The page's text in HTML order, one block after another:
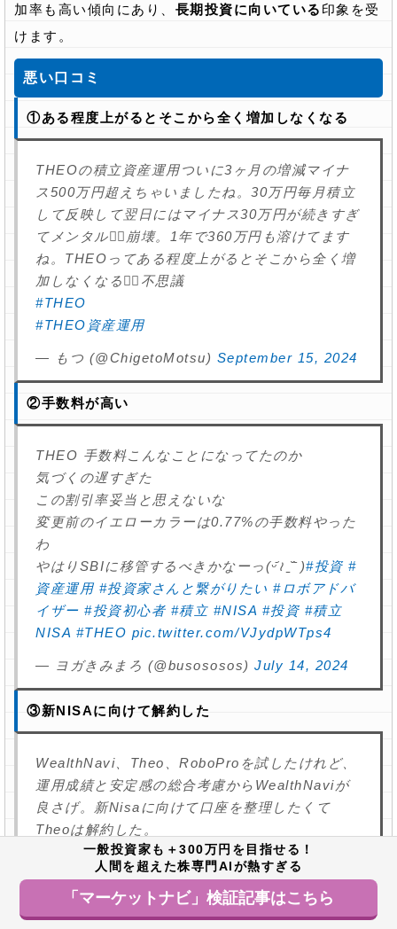
加率も高い傾向にあり、 長期投資に向いている 印象を受
けます。
悪い口コミ
①ある程度上がるとそこから全く増加しなくなる
THEOの積立資産運用ついに3ヶ月の増減マイナ
ス500万円超えちゃいましたね。30万円毎月積立
して反映して翌日にはマイナス30万円が続きすぎ
てメンタル🤦‍♀️崩壊。1年で360万円も溶けてます
ね。THEOってある程度上がるとそこから全く増
加しなくなる🤷‍♂️不思議
#THEO
#THEO資産運用
— もつ (@ChigetoMotsu) September 15, 2024
②手数料が高い
THEO 手数料こんなことになってたのか
気づくの遅すぎた
この割引率妥当と思えないな
変更前のイエローカラーは0.77%の手数料やった
わ
やはりSBIに移管するべきかなーっ(ᵕ᷄≀ ̠˘᷅ )#投資 #
資産運用 #投資家さんと繋がりたい #ロボアドバ
イザー #投資初心者 #積立 #NISA #投資 #積立
NISA #THEO pic.twitter.com/VJydpWTps4
— ヨガきみまろ (@busososos) July 14, 2024
③新NISAに向けて解約した
WealthNavi、Theo、RoboProを試したけれど、
運用成績と安定感の総合考慮からWealthNaviが
良さげ。新Nisaに向けて口座を整理したくて
Theoは解約した。
— ひっそり@人生の最適化 (@fplifejp)
December 20, 2023
一般投資家も＋300万円を目指せる！
人間を超えた株専門AIが熱すぎる
「マーケットナビ」検証記事はこちら